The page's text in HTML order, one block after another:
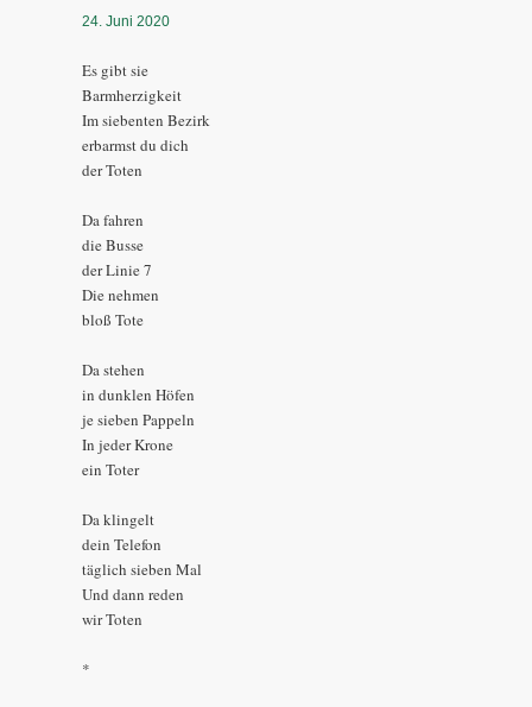
24. Juni 2020
Es gibt sie
Barmherzigkeit
Im siebenten Bezirk
erbarmst du dich
der Toten
Da fahren
die Busse
der Linie 7
Die nehmen
bloß Tote
Da stehen
in dunklen Höfen
je sieben Pappeln
In jeder Krone
ein Toter
Da klingelt
dein Telefon
täglich sieben Mal
Und dann reden
wir Toten
*